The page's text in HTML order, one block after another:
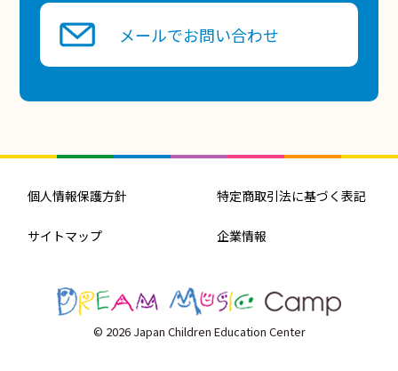
メールでお問い合わせ
個人情報保護方針 特定商取引法に基づく表記
サイトマップ 企業情報
© 2026 Japan Children Education Center